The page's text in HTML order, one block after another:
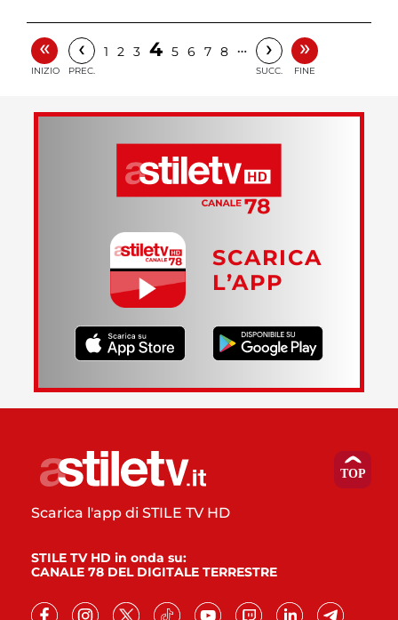
«
INIZIO
‹
PREC.
1 2 3 4 5 6 7 8 … ›
SUCC.
»
FINE
SCARICA
L’APP
Scarica l'app di STILE TV HD
STILE TV HD in onda su:
CANALE 78 DEL DIGITALE TERRESTRE